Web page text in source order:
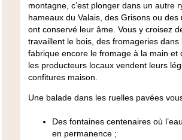
montagne, c’est plonger dans un autre
hameaux du Valais, des Grisons ou des
ont conservé leur âme. Vous y croisez
travaillent le bois, des fromageries dans
fabrique encore le fromage à la main et
les producteurs locaux vendent leurs
confitures maison.
Une balade dans les ruelles pavées
Des fontaines centenairesoù
en permanence ;